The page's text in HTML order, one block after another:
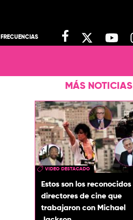
FRECUENCIAS
MÁS NOTICIAS
VIDEO DESTACADO
Estos son los reconocidos
directores de cine que
trabajaron con Michael